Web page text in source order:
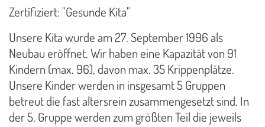
Zertifiziert: "Gesunde Kita"
Unsere Kita wurde am 27. September 1996 als
Neubau eröffnet. Wir haben eine Kapazität von 91
Kindern (max. 96), davon max. 35 Krippenplätze.
Unsere Kinder werden in insgesamt 5 Gruppen
betreut die fast altersrein zusammengesetzt sind. In
der 5. Gruppe werden zum größten Teil die jeweils